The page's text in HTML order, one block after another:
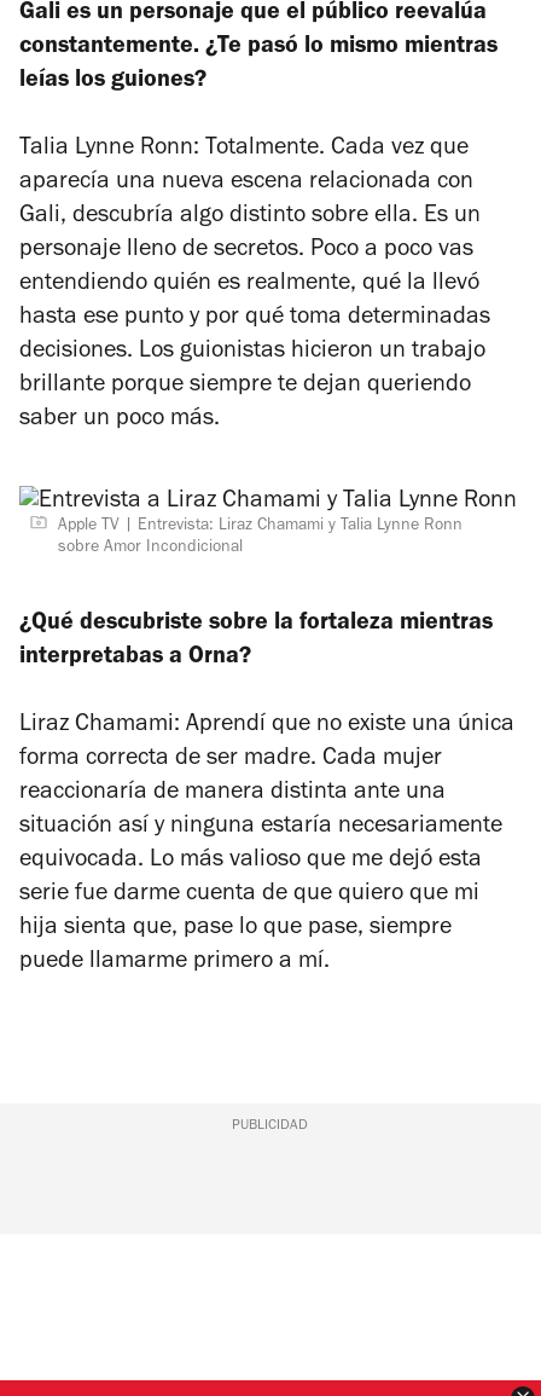
Gali es un personaje que el público reevalúa
constantemente. ¿Te pasó lo mismo mientras
leías los guiones?
Talia Lynne Ronn: Totalmente. Cada vez que
aparecía una nueva escena relacionada con
Gali, descubría algo distinto sobre ella. Es un
personaje lleno de secretos. Poco a poco vas
entendiendo quién es realmente, qué la llevó
hasta ese punto y por qué toma determinadas
decisiones. Los guionistas hicieron un trabajo
brillante porque siempre te dejan queriendo
saber un poco más.
Apple TV
Entrevista: Liraz Chamami y Talia Lynne Ronn
sobre Amor Incondicional
¿Qué descubriste sobre la fortaleza mientras
interpretabas a Orna?
Liraz Chamami: Aprendí que no existe una única
forma correcta de ser madre. Cada mujer
reaccionaría de manera distinta ante una
situación así y ninguna estaría necesariamente
equivocada. Lo más valioso que me dejó esta
serie fue darme cuenta de que quiero que mi
hija sienta que, pase lo que pase, siempre
puede llamarme primero a mí.
PUBLICIDAD